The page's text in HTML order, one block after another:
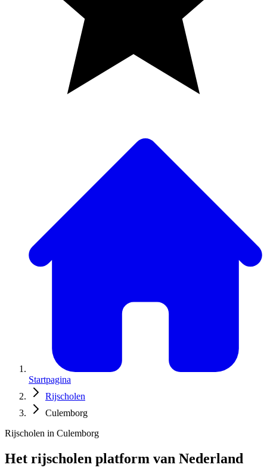
Startpagina
Rijscholen
Culemborg
Rijscholen in Culemborg
Het rijscholen platform van Nederland